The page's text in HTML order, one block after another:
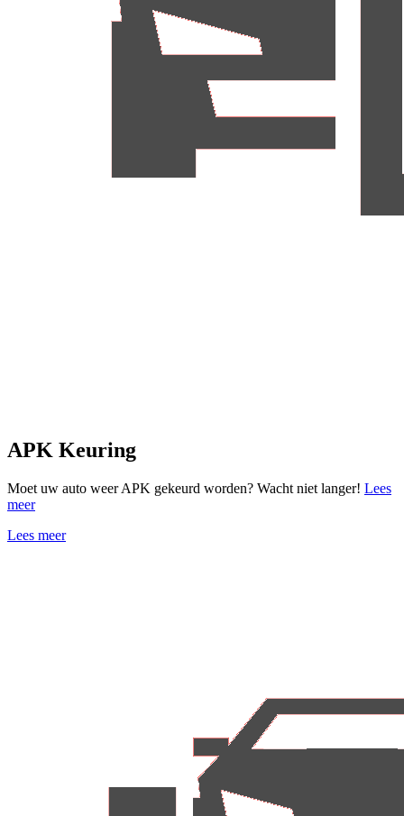
APK Keuring
Moet uw auto weer APK gekeurd worden? Wacht niet langer! Lees
meer
Lees meer